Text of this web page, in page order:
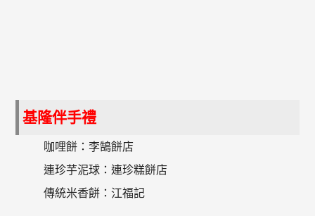
基隆伴手禮
咖哩餅：李鵠餅店
連珍芋泥球：連珍糕餅店
傳統米香餅：江福記